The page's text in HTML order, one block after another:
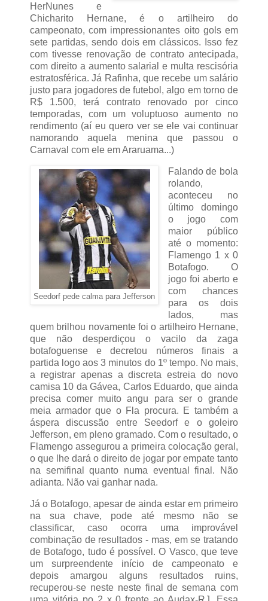
HerNunes e
Chicharito Hernane, é o artilheiro do
campeonato, com impressionantes oito gols em
sete partidas, sendo dois em clássicos. Isso fez
com tivesse renovação de contrato antecipada,
com direito a aumento salarial e multa rescisória
estratosférica. Já Rafinha, que recebe um salário
justo para jogadores de futebol, algo em torno de
R$ 1.500, terá contrato renovado por cinco
temporadas, com um voluptuoso aumento no
rendimento (aí eu quero ver se ele vai continuar
namorando aquela menina que passou o
Carnaval com ele em Araruama...)
Seedorf pede calma para Jefferson
Falando de bola
rolando,
aconteceu no
último domingo
o jogo com
maior público
até o momento:
Flamengo 1 x 0
Botafogo. O
jogo foi aberto e
com chances
para os dois
lados, mas
quem brilhou novamente foi o artilheiro Hernane,
que não desperdiçou o vacilo da zaga
botafoguense e decretou números finais a
partida logo aos 3 minutos do 1º tempo. No mais,
a registrar apenas a discreta estreia do novo
camisa 10 da Gávea, Carlos Eduardo, que ainda
precisa comer muito angu para ser o grande
meia armador que o Fla procura. E também a
áspera discussão entre Seedorf e o goleiro
Jefferson, em pleno gramado. Com o resultado, o
Flamengo assegurou a primeira colocação geral,
o que lhe dará o direito de jogar por empate tanto
na semifinal quanto numa eventual final. Não
adianta. Não vai ganhar nada.
Já o Botafogo, apesar de ainda estar em primeiro
na sua chave, pode até mesmo não se
classificar, caso ocorra uma improvável
combinação de resultados - mas, em se tratando
de Botafogo, tudo é possível. O Vasco, que teve
um surpreendente início de campeonato e
depois amargou alguns resultados ruins,
recuperou-se neste neste final de semana com